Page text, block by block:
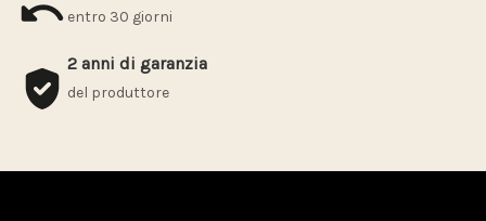
entro 30 giorni
2 anni di garanzia
del produttore